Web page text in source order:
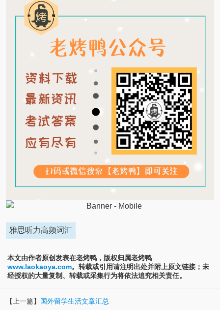
雅思听力高频词汇
本文由作者原创发表在老烤鸭，版权归属老烤鸭
www.laokaoya.com。转载或引用请注明出处并附上原文链接；未
经授权的大量复制、转载或采集行为将依法追究相关责任。
【上一篇】 国外留学生活文章汇总